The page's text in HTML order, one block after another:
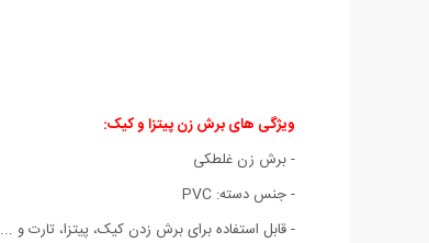
ویژگی های برش زن پیتزا و کیک:
- برش زن غلطکی
- جنس دسته: PVC
- قابل استفاده برای برش زدن کیک، پیتزا، تارت و ...